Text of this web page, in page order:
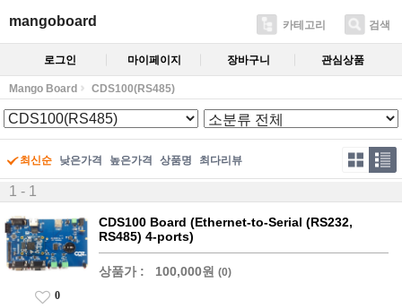
mangoboard 카테고리 검색
로그인 마이페이지 장바구니 관심상품
Mango Board CDS100(RS485)
최신순 낮은가격 높은가격 상품명 최다리뷰
1 - 1
CDS100 Board (Ethernet-to-Serial (RS232,
RS485) 4-ports)
상품가 : 100,000원 (0)
0